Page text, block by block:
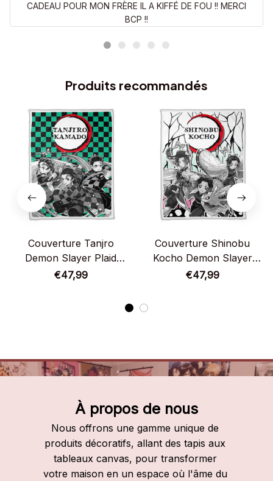
CADEAU POUR MON FRÈRE IL A KIFFÉ DE FOU !! MERCI
BCP !!
Produits recommandés
Couverture Tanjro
Demon Slayer Plaid
Polaire Plaid Canapé
€47,99
Couverture Shinobu
Kocho Demon Slayer
Plaid Polaire Plaid Canapé
€47,99
À propos de nous
Nous offrons une gamme unique de
produits décoratifs, allant des tapis aux
tableaux canvas, pour transformer
votre maison en un espace où l'âme du